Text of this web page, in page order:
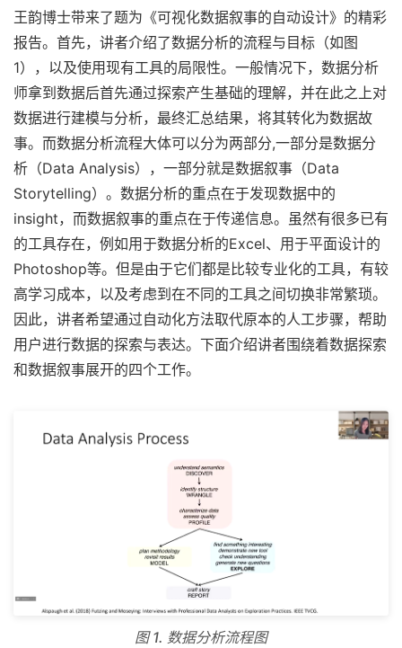
王韵博士带来了题为《可视化数据叙事的自动设计》的精彩
报告。首先，讲者介绍了数据分析的流程与目标（如图
1），以及使用现有工具的局限性。一般情况下，数据分析
师拿到数据后首先通过探索产生基础的理解，并在此之上对
数据进行建模与分析，最终汇总结果，将其转化为数据故
事。而数据分析流程大体可以分为两部分,一部分是数据分
析（Data Analysis），一部分就是数据叙事（Data
Storytelling）。数据分析的重点在于发现数据中的
insight，而数据叙事的重点在于传递信息。虽然有很多已有
的工具存在，例如用于数据分析的Excel、用于平面设计的
Photoshop等。但是由于它们都是比较专业化的工具，有较
高学习成本，以及考虑到在不同的工具之间切换非常繁琐。
因此，讲者希望通过自动化方法取代原本的人工步骤，帮助
用户进行数据的探索与表达。下面介绍讲者围绕着数据探索
和数据叙事展开的四个工作。
图 1. 数据分析流程图